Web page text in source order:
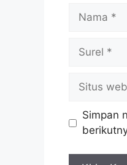
Nama
Surel
Situs
web
Simpan